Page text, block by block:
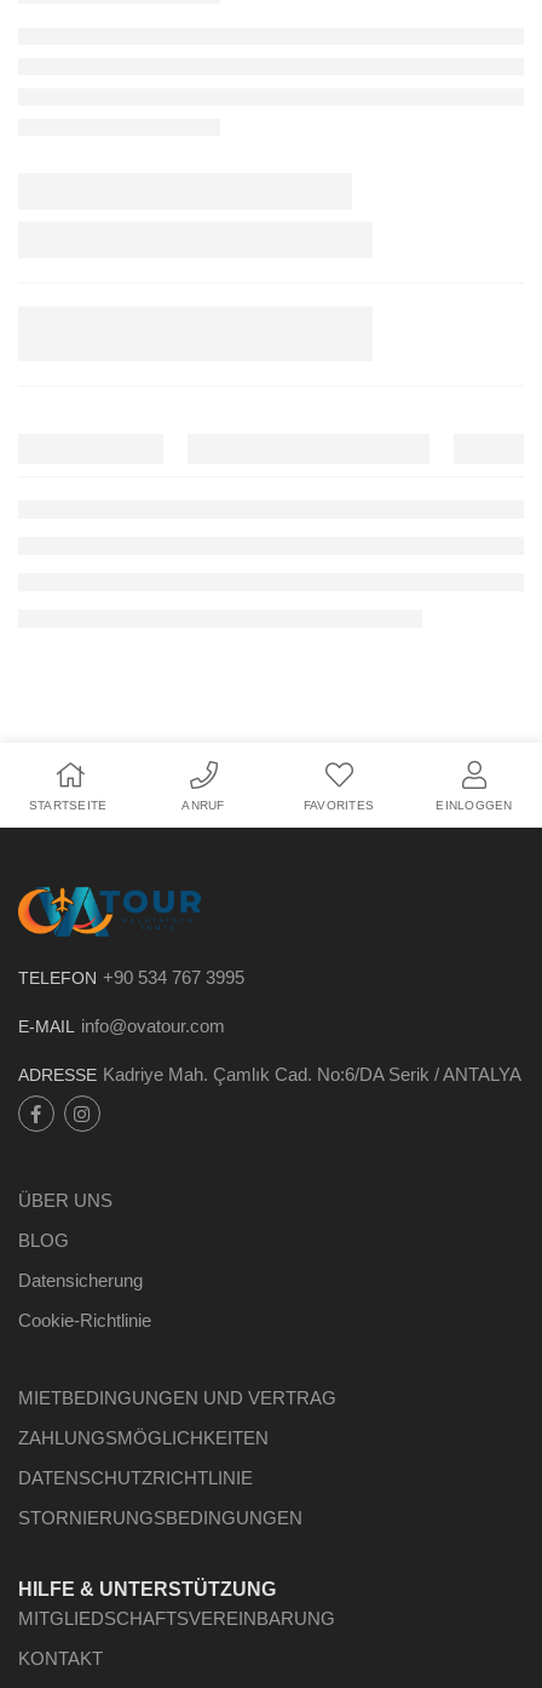
STARTSEITE ANRUF FAVORITES EINLOGGEN
TELEFON +90 534 767 3995
E-MAIL info@ovatour.com
ADRESSE Kadriye Mah. Çamlık Cad. No:6/DA Serik / ANTALYA
ÜBER UNS
BLOG
Datensicherung
Cookie-Richtlinie
MIETBEDINGUNGEN UND VERTRAG
ZAHLUNGSMÖGLICHKEITEN
DATENSCHUTZRICHTLINIE
STORNIERUNGSBEDINGUNGEN
HILFE & UNTERSTÜTZUNG
MITGLIEDSCHAFTSVEREINBARUNG
KONTAKT